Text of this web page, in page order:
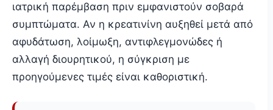
ιατρική παρέμβαση πριν εμφανιστούν σοβαρά
συμπτώματα. Αν η κρεατινίνη αυξηθεί μετά από
αφυδάτωση, λοίμωξη, αντιφλεγμονώδες ή
αλλαγή διουρητικού, η σύγκριση με
προηγούμενες τιμές είναι καθοριστική.